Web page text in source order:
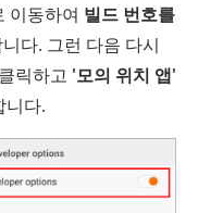
이동하여 빌드 번호를
다. 그런 다음 다시
클릭하고 '모의 위치 앱'
니다.